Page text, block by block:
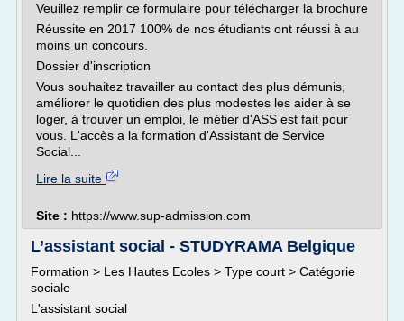
Veuillez remplir ce formulaire pour télécharger la brochure
Réussite en 2017 100% de nos étudiants ont réussi à au
moins un concours.
Dossier d'inscription
Vous souhaitez travailler au contact des plus démunis,
améliorer le quotidien des plus modestes les aider à se
loger, à trouver un emploi, le métier d'ASS est fait pour
vous. L'accès a la formation d'Assistant de Service
Social...
Lire la suite
Site : https://www.sup-admission.com
L’assistant social - STUDYRAMA Belgique
Formation > Les Hautes Ecoles > Type court > Catégorie
sociale
L'assistant social